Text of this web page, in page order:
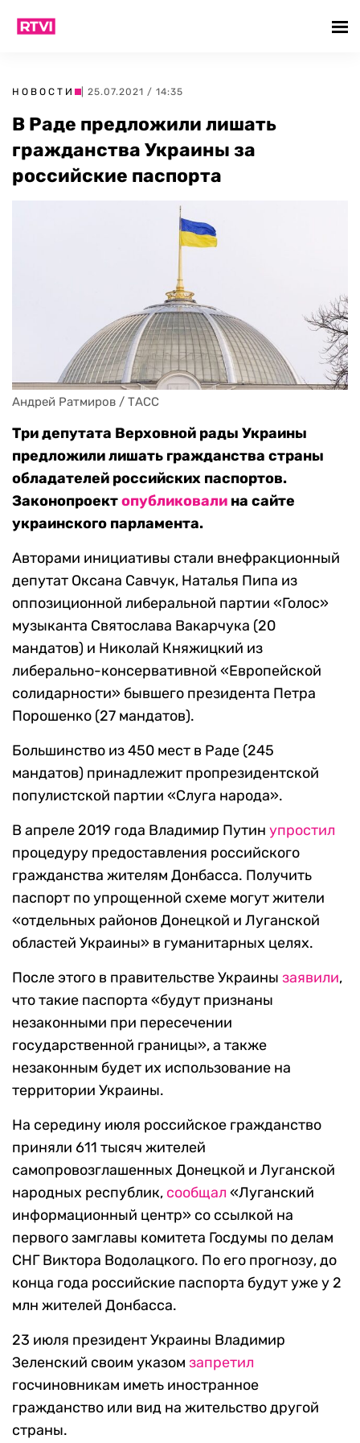
НОВОСТИ | 25.07.2021 / 14:35
В Раде предложили лишать
гражданства Украины за
российские паспорта
Андрей Ратмиров / ТАСС
Три депутата Верховной рады Украины
предложили лишать гражданства страны
обладателей российских паспортов.
Законопроектопубликовали на сайте
украинского парламента.
Авторами инициативы стали внефракционный
депутат Оксана Савчук, Наталья Пипа из
оппозиционной либеральной партии «Голос»
музыканта Святослава Вакарчука (20
мандатов) и Николай Княжицкий из
либерально-консервативной «Европейской
солидарности» бывшего президента Петра
Порошенко (27 мандатов).
Большинство из 450 мест в Раде (245
мандатов) принадлежит пропрезидентской
популистской партии «Слуга народа».
В апреле 2019 года Владимир Путин упростил
процедуру предоставления российского
гражданства жителям Донбасса. Получить
паспорт по упрощенной схеме могут жители
«отдельных районов Донецкой и Луганской
областей Украины» в гуманитарных целях.
После этого в правительстве Украины заявили,
что такие паспорта «будут признаны
незаконными при пересечении
государственной границы», а также
незаконным будет их использование на
территории Украины.
На середину июля российское гражданство
приняли 611 тысяч жителей
самопровозглашенных Донецкой и Луганской
народных республик, сообщал «Луганский
информационный центр» со ссылкой на
первого замглавы комитета Госдумы по делам
СНГ Виктора Водолацкого. По его прогнозу, до
конца года российские паспорта будут уже у 2
млн жителей Донбасса.
23 июля президент Украины Владимир
Зеленский своим указом запретил
госчиновникам иметь иностранное
гражданство или вид на жительство другой
страны.